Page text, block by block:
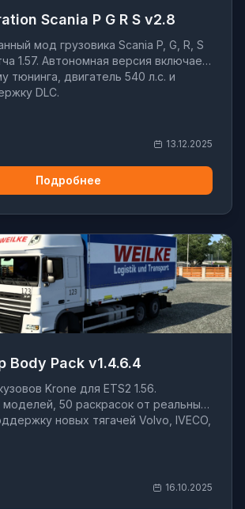
Scania P G R S v2.8
мод грузовика Scania P, G, R, S
1.57. Автономная версия включает
тюнинга, двигатель 540 л.с. и
DLC.
13.12.2025
Подробнее
Body Pack v1.4.6.4
Krone для ETS2 1.56.
50 раскрасок от реальных
новых тягачей Volvo, IVECO,
16.10.2025